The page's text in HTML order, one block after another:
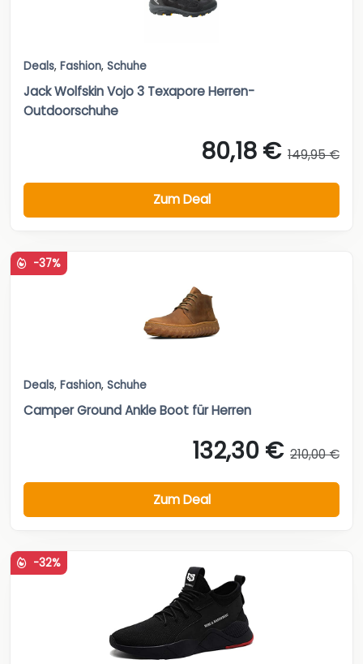
Deals, Fashion, Schuhe
Jack Wolfskin Vojo 3 Texapore Herren-
Outdoorschuhe
80,18 € 149,95 €
Zum Deal
-37%
Deals, Fashion, Schuhe
Camper Ground Ankle Boot für Herren
132,30 € 210,00 €
Zum Deal
-32%